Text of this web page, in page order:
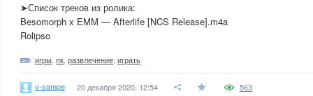
➤Список треков из ролика:
Besomorph x EMM — Afterlife [NCS Release].m4a
Rolipso
игры пк развлечение играть
v-sampe 20 декабря 2020, 12:54 563